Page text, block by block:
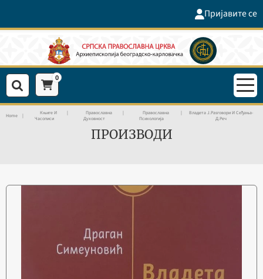
Пријавите се
0
Home
Књиге И
Часописи
Православна
Духовност
Православна
Психологија
Владета Ј.раѕговори И Сеђања-
Д.реч
ПРОИЗВОДИ